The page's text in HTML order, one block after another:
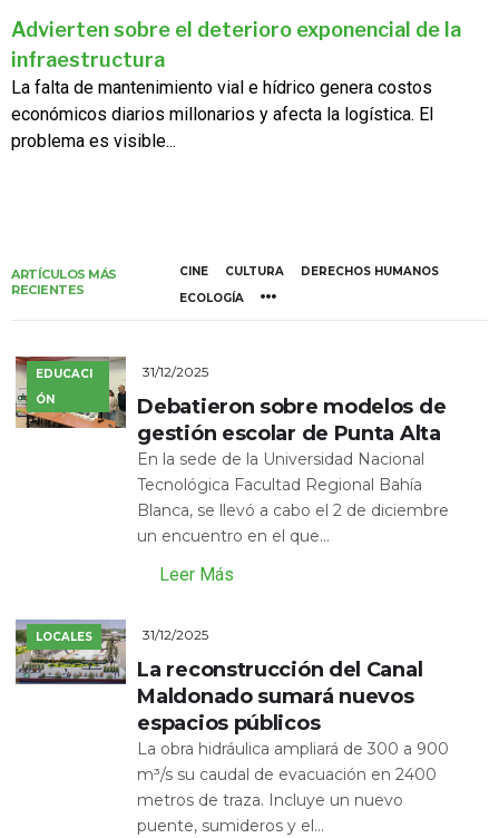
Advierten sobre el deterioro exponencial de la
infraestructura
La falta de mantenimiento vial e hídrico genera costos
económicos diarios millonarios y afecta la logística. El
problema es visible...
ARTÍCULOS MÁS
RECIENTES
CINE CULTURA
DERECHOS HUMANOS
ECOLOGÍA
EDUCACI
ÓN
31/12/2025
Debatieron sobre modelos de
gestión escolar de Punta Alta
En la sede de la Universidad Nacional
Tecnológica Facultad Regional Bahía
Blanca, se llevó a cabo el 2 de diciembre
un encuentro en el que...
Leer Más
LOCALES 31/12/2025
La reconstrucción del Canal
Maldonado sumará nuevos
espacios públicos
La obra hidráulica ampliará de 300 a 900
m³/s su caudal de evacuación en 2400
metros de traza. Incluye un nuevo
puente, sumideros y el...